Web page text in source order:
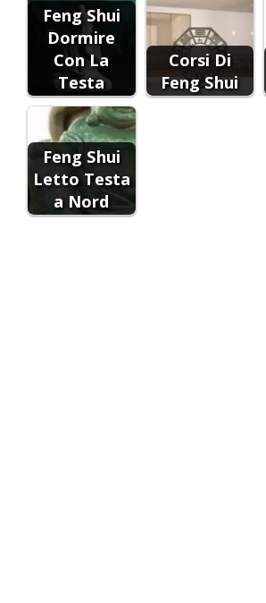
Feng Shui
Dormire
Con La
Testa
Corsi Di
Feng Shui
Feng Shui
Letto Testa
a Nord